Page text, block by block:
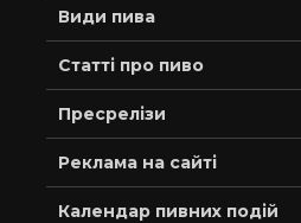
Види пива
Статті про пиво
Пресрелізи
Реклама на сайті
Календар пивних подій